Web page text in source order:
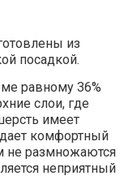
из
посадкой.
равному 36%
слои, где
имеет
комфортный
не размножаются
неприятный